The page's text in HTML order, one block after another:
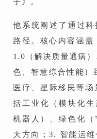
子》。
他系统阐述了通过
路径。核心内容涵盖
1.0（解决质量通病
色、智慧综合性能）
医疗、星际移民等
括工业化（模块化
机器人）、绿色化
大方向；3. 智能运